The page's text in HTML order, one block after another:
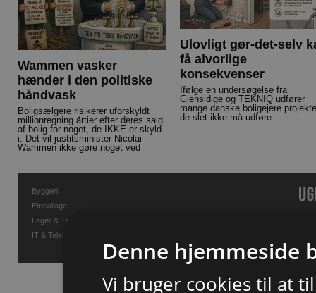
Wammen vasker
hænder i den politiske
håndvask
Boligsælgere risikerer uforskyldt
millionregning årtier efter deres salg
af bolig for noget, de IKKE er skyld
i. Det vil justitsminister Nicolai
Wammen ikke gøre noget ved
Ulovligt gør-det-selv
få alvorlige
konsekvenser
Ifølge en undersøgelse fra
Gjensidige og TEKNIQ udfører
mange danske boligejere
de slet ikke må udføre
Byggeri
Emballage
Lager & Transport
IT & Telekommunikation
Denne hjemmeside
Vi bruger cookies til at